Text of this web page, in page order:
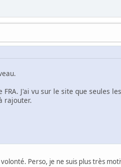
J'ai vu sur le site que seules
rajouter.
Perso, je ne suis plus très